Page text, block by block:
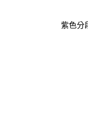
紫色分